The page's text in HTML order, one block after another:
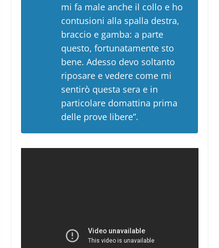
mi fa male anche il collo e ho
contusioni alla spalla destra,
braccio e gamba: a parte
questo, fortunatamente sto
bene. Adesso devo soltanto
riposare e vedere come mi
sentirò questa sera e in
particolare domattina prima
delle prove libere”.